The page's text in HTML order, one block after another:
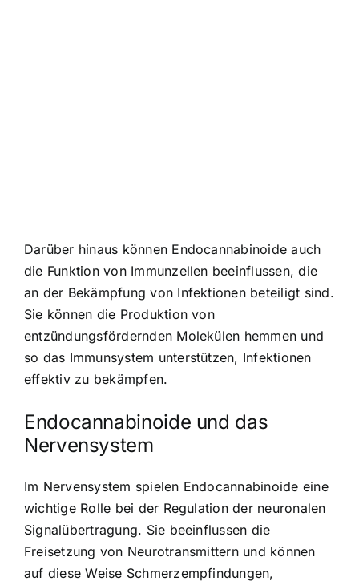
Darüber hinaus können Endocannabinoide auch
die Funktion von Immunzellen beeinflussen, die
an der Bekämpfung von Infektionen beteiligt sind.
Sie können die Produktion von
entzündungsfördernden Molekülen hemmen und
so das Immunsystem unterstützen, Infektionen
effektiv zu bekämpfen.
Endocannabinoide und das
Nervensystem
Im Nervensystem spielen Endocannabinoide eine
wichtige Rolle bei der Regulation der neuronalen
Signalübertragung. Sie beeinflussen die
Freisetzung von Neurotransmittern und können
auf diese Weise Schmerzempfindungen,